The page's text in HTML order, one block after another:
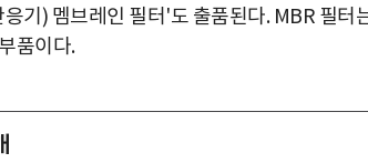
기) 멤브레인 필터'도 출품된다. MBR 필터
품이다.